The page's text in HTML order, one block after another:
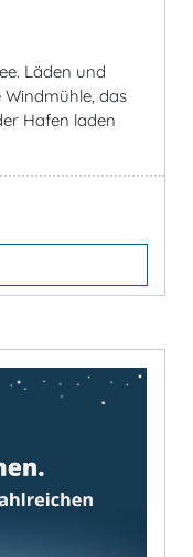
Läden und
Windmühle, das
Hafen laden